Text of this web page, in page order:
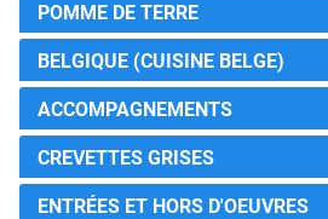
POMME DE TERRE
BELGIQUE (CUISINE BELGE)
ACCOMPAGNEMENTS
CREVETTES GRISES
ENTRÉES ET HORS D'OEUVRES